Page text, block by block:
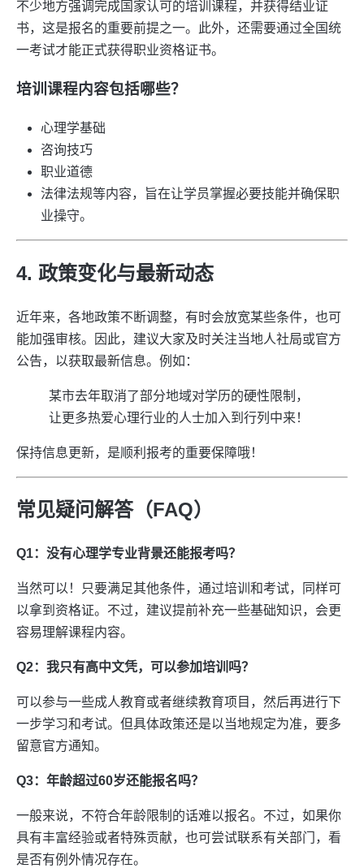
不少地方强调完成国家认可的培训课程，并获得结业证
书，这是报名的重要前提之一。此外，还需要通过全国统
一考试才能正式获得职业资格证书。
培训课程内容包括哪些？
心理学基础
咨询技巧
职业道德
法律法规等内容，旨在让学员掌握必要技能并确保职
业操守。
4. 政策变化与最新动态
近年来，各地政策不断调整，有时会放宽某些条件，也可
能加强审核。因此，建议大家及时关注当地人社局或官方
公告，以获取最新信息。例如：
某市去年取消了部分地域对学历的硬性限制，
让更多热爱心理行业的人士加入到行列中来！
保持信息更新，是顺利报考的重要保障哦！
常见疑问解答（FAQ）
Q1：没有心理学专业背景还能报考吗？
当然可以！只要满足其他条件，通过培训和考试，同样可
以拿到资格证。不过，建议提前补充一些基础知识，会更
容易理解课程内容。
Q2：我只有高中文凭，可以参加培训吗？
可以参与一些成人教育或者继续教育项目，然后再进行下
一步学习和考试。但具体政策还是以当地规定为准，要多
留意官方通知。
Q3：年龄超过60岁还能报名吗？
一般来说，不符合年龄限制的话难以报名。不过，如果你
具有丰富经验或者特殊贡献，也可尝试联系有关部门，看
是否有例外情况存在。